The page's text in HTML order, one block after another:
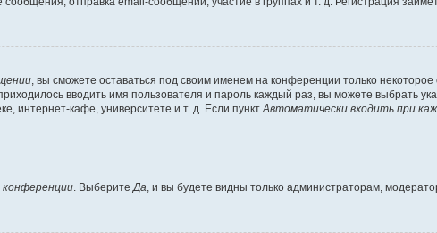
, вы сможете оставаться под своим именем на конференции только
вводить имя пользователя и пароль каждый раз, вы можете выбрать
интернет-кафе, университете и т. д. Если пункт Автоматически входить при
. Выберите Да , и вы будете видны только администраторам,